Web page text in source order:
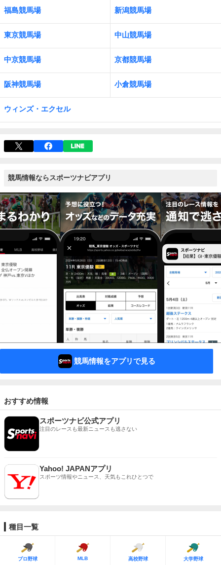
福島競馬場 新潟競馬場
東京競馬場 中山競馬場
中京競馬場 京都競馬場
阪神競馬場 小倉競馬場
ウィンズ・エクセル
競馬情報ならスポーツナビアプリ
競馬情報をアプリで見る
おすすめ情報
スポーツナビ公式アプリ
注目のレースも最新ニュースも逃さない
Yahoo! JAPANアプリ
スポーツ情報やニュース、天気もこれひとつで
種目一覧
プロ野球 MLB 高校野球 大学野球